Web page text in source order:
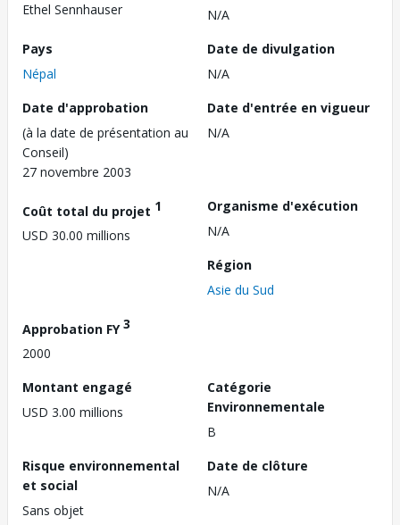
Ethel Sennhauser
N/A
Pays
Népal
Date de divulgation
N/A
Date d'approbation
(à la date de présentation au
Conseil)
27 novembre 2003
Date d'entrée en vigueur
N/A
Coût total du projet 1
USD 30.00 millions
Organisme d'exécution
N/A
Région
Asie du Sud
Approbation FY3
2000
Montant engagé
USD 3.00 millions
Catégorie
Environnementale
B
Risque environnemental
et social
Sans objet
Date de clôture
N/A